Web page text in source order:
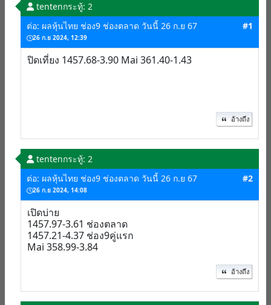
tentenกระทู้: 2
ต่อ: ผลหุ้นไทย ช่อง9 ช่องตลาด วันนี้ 26 ก.ย 67
26 ก.ย 2024, 12:39
#1
ปิดเที่ยง 1457.68-3.90 Mai 361.40-1.43
อ้างถึง
tentenกระทู้: 2
ต่อ: ผลหุ้นไทย ช่อง9 ช่องตลาด วันนี้ 26 ก.ย 67
26 ก.ย 2024, 14:08
#2
เปิดบ่าย
1457.97-3.61 ช่องตลาด
1457.21-4.37 ช่อง9คู่แรก
Mai 358.99-3.84
อ้างถึง